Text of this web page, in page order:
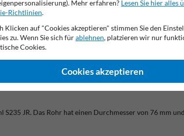
Gebäude.
Begrenzung brauchst. Du verwendest ihn unter
Laufwege freizuhalten und Schäden an Pflaster,
Ausführung mit 1 oder 2 Kettenösen. Damit
JR. Das Rohr hat einen Durchmesser von 76 mm
Mehr erfahren? Lesen Sie hier alles
Richtlinien.
Klicken auf "Cookies akzeptieren" stimmen Sie den
zu. Wenn Sie sich fürablehnen, platzieren wir nur
Cookies.
Cookies akzeptieren